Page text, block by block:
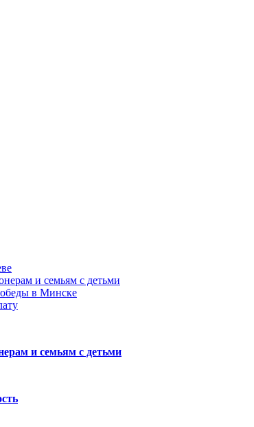
и семьям с детьми
в Минске
и семьям с детьми